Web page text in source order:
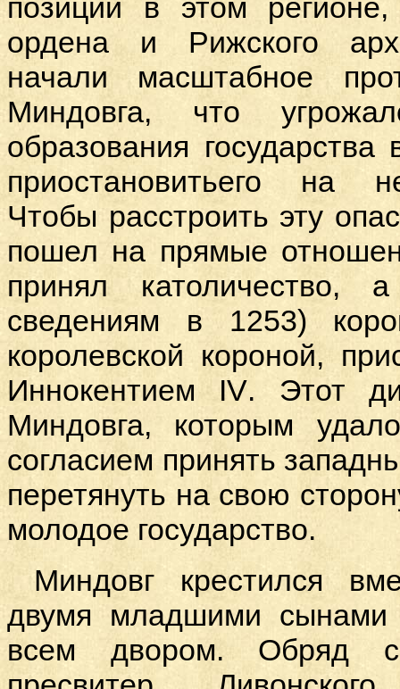
ордена и Рижского
начали масштабное
Миндовга, что
образования
приостановитьего на
Чтобы расстроить эту
пошел на прямые
принял
сведениям в 1253)
королевской короной,
Иннокентием IV. Этот
Миндовга, которым
согласием принять
перетянуть на свою
молодое государство.
Миндовг крестился
двумя младшими
всем двором. Обряд